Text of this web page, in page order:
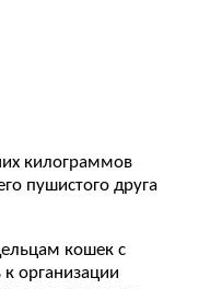
килограммов
пушистого друга
кошек с
организации